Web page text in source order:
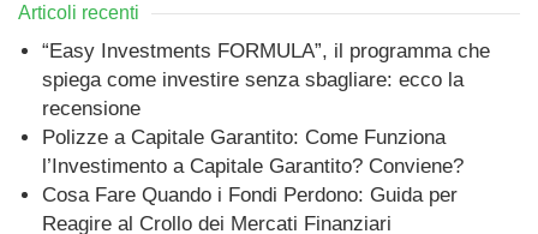
Articoli recenti
“Easy Investments FORMULA”, il programma che
spiega come investire senza sbagliare: ecco la
recensione
Polizze a Capitale Garantito: Come Funziona
l’Investimento a Capitale Garantito? Conviene?
Cosa Fare Quando i Fondi Perdono: Guida per
Reagire al Crollo dei Mercati Finanziari